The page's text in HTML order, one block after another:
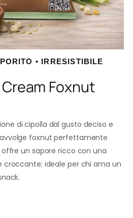
• IRRESISTIBILE
Foxnut
di cipolla dal gusto deciso e
foxnut perfettamente
un sapore ricco con una
croccante; ideale per chi ama un